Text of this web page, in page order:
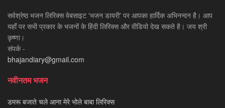
सर्वश्रेष्ठ भजन लिरिक्स वेबसाइट 'भजन डायरी' पर आपका हार्दिक अभिनन्दन है। आप
यहाँ पर सभी प्रकार के भजनों के हिंदी लिरिक्स और वीडियो देख सकते है। जय श्री
कृष्णा।
संपर्क -
bhajandiary@gmail.com
नवीनतम भजन
डमरू बजाते चले आना मेरे भोले बाबा लिरिक्स